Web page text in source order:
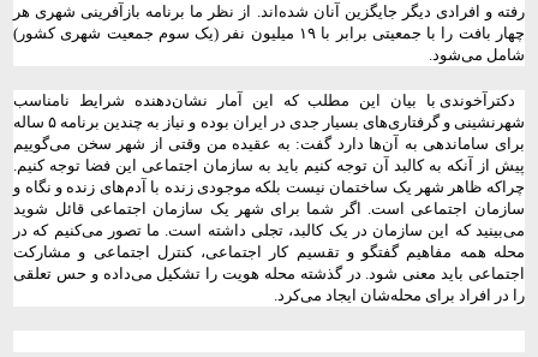
رفته و افرادی دیگر جایگزین آنان شد‌ه‌اند. از نظر ما برنامه بازآفرینی شهری هر
چهار بافت را با جمعیتی برابر با ۱۹ میلیون نفر (یک سوم جمعیت شهری کشور)
شامل می‌شود.
دکترآخوندی با بیان این مطلب که این آمار نشان‌دهنده شرایط نامناسب
شهر‌نشینی و گرفتاری‌های بسیار جدی در ایران بوده و نیاز به چندین برنامه ۵ ساله
برای ساماندهی به آن‌ها دارد گفت:‌ به عقیده من وقتی از شهر سخن می‌گوییم
پیش از آنکه به کالبد آن توجه کنیم باید به سازمان اجتماعی این فضا توجه کنیم.
چراکه ظاهر شهر یک ساختمان نیست بلکه موجودی زنده با آدم‌های زنده و نگاه و
سازمان اجتماعی است. اگر شما برای شهر یک سازمان اجتماعی قائل شوید
می‌بینید که این سازمان در یک کالبد، تجلی داشته است. ما تصور می‌کنیم که در
محله همه مفاهیم گفتگو و تقسیم کار اجتماعی، کنترل اجتماعی و مشارکت
اجتماعی باید معنی شود. در گذشته محله هویت را تشکیل می‌داده و حس تعلقی
را در افراد برای محله‌شان ایجاد می‌کرد.